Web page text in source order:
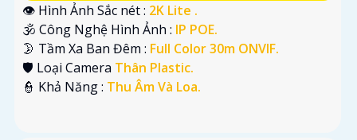
👁 Hình Ảnh Sắc nét : 2K Lite .
🕉️ Công Nghệ Hình Ảnh : IP POE.
🌛 Tầm Xa Ban Đêm : Full Color 30m ONVIF.
🛡 Loại Camera Thân Plastic.
️👮 Khả Năng : Thu Âm Và Loa.